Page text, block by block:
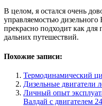
В целом, я остался очень
управляемостью
прекрасно подходит как для
дальних путешествий.
Похожие записи:
Термодинамический
Дизельные двигатели
Личный опыт
Валдай с двигателем